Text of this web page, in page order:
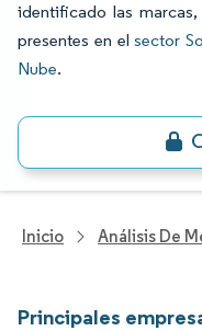
identificado las
presentes en elsector
Nube.
Inicio Análisis De
Principales